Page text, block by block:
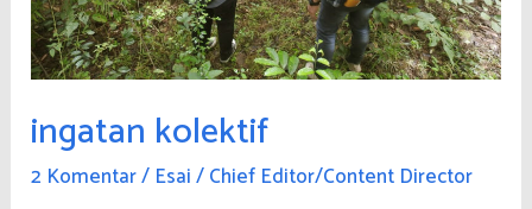
ingatan kolektif
2 Komentar/ Esai/Chief Editor/Content Director